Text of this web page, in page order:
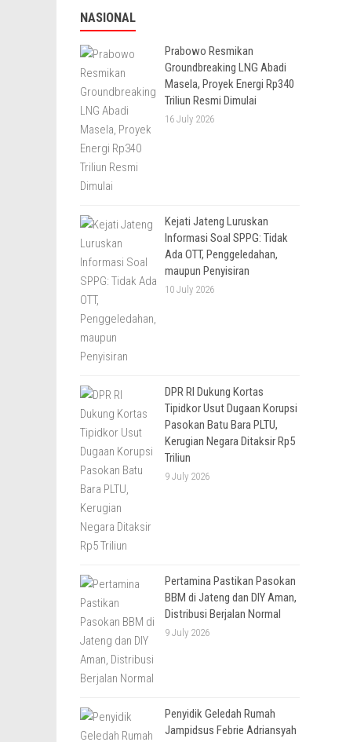
NASIONAL
Prabowo Resmikan
Groundbreaking LNG Abadi
Masela, Proyek Energi Rp340
Triliun Resmi Dimulai
16 July 2026
Kejati Jateng Luruskan
Informasi Soal SPPG: Tidak
Ada OTT, Penggeledahan,
maupun Penyisiran
10 July 2026
DPR RI Dukung Kortas
Tipidkor Usut Dugaan Korupsi
Pasokan Batu Bara PLTU,
Kerugian Negara Ditaksir Rp5
Triliun
9 July 2026
Pertamina Pastikan Pasokan
BBM di Jateng dan DIY Aman,
Distribusi Berjalan Normal
9 July 2026
Penyidik Geledah Rumah
Jampidsus Febrie Adriansyah